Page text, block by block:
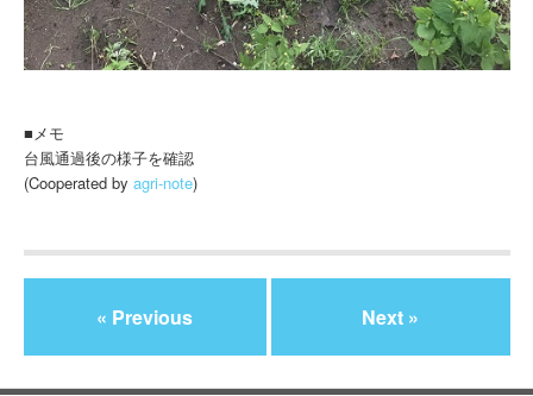
■メモ
台風通過後の様子を確認
(Cooperated by agri-note)
« Previous Next »